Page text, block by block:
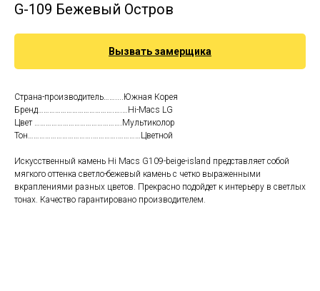
G-109 Бежевый Остров
Вызвать замерщика
Страна-производитель……....Южная Корея
Бренд………………………………….….…Hi-Macs LG
Цвет ……………………………………….Мультиколор
Тон…………………………….………….…………Цветной
Искусственный камень Hi Macs G109-beige-island представляет собой
мягкого оттенка светло-бежевый камень с четко выраженными
вкраплениями разных цветов. Прекрасно подойдет к интерьеру в светлых
тонах. Качество гарантировано производителем.